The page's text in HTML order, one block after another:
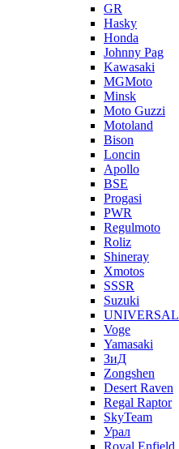
GR
Hasky
Honda
Johnny Pag
Kawasaki
MGMoto
Minsk
Moto Guzzi
Motoland
Bison
Loncin
Apollo
BSE
Progasi
PWR
Regulmoto
Roliz
Shineray
Xmotos
SSSR
Suzuki
UNIVERSAL
Voge
Yamasaki
ЗиД
Zongshen
Desert Raven
Regal Raptor
SkyTeam
Урал
Royal Enfield